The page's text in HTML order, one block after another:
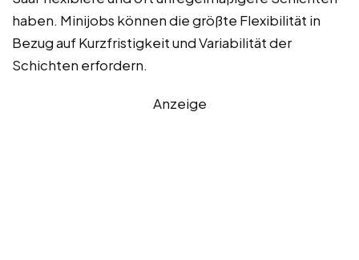
haben. Minijobs können die größte Flexibilität in
Bezug auf Kurzfristigkeit und Variabilität der
Schichten erfordern.
Anzeige